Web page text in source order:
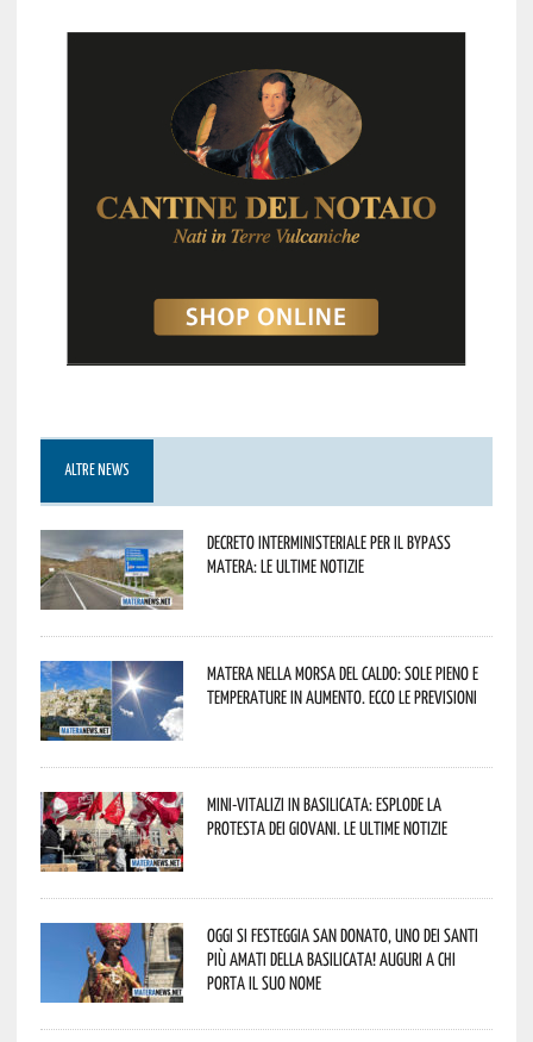
ALTRE NEWS
Decreto interministeriale per il Bypass
Matera: le ultime notizie
Matera nella morsa del caldo: sole pieno e
temperature in aumento. Ecco le previsioni
Mini-vitalizi in Basilicata: esplode la
protesta dei giovani. Le ultime notizie
Oggi si festeggia San Donato, uno dei Santi
più amati della Basilicata! Auguri a chi
porta il suo nome